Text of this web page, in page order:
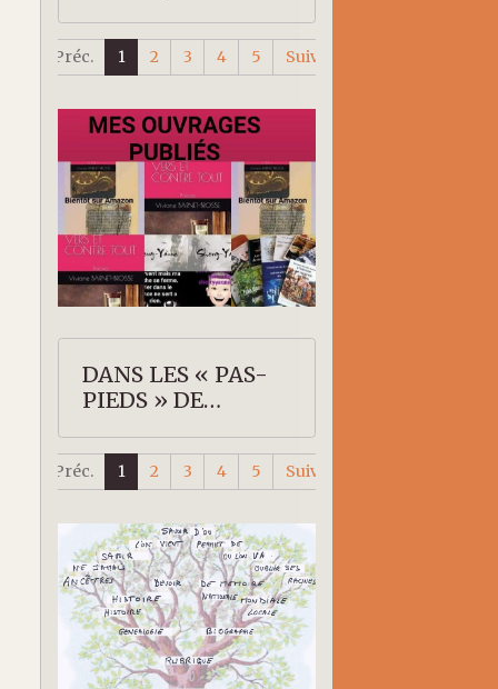
Préc. 1 2 3 4 5 Suiv.
DANS LES « PAS-
PIEDS » DE
Préc. 1 2 3 4 5 Suiv.